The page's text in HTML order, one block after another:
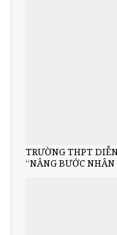
TRƯỜNG THPT
“NÂNG BƯỚC